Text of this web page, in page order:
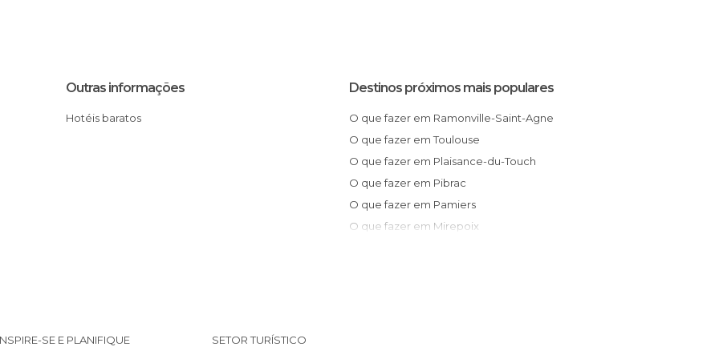
Outras informações
Hotéis baratos
Destinos próximos mais populares
O que fazer em Ramonville-Saint-Agne
O que fazer em Toulouse
O que fazer em Plaisance-du-Touch
O que fazer em Pibrac
O que fazer em Pamiers
O que fazer em Mirepoix
SE E PLANIFIQUE SETOR TURÍSTICO